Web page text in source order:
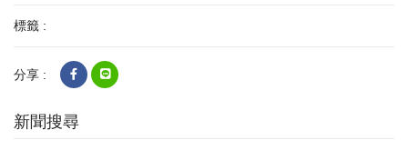
新聞搜尋
標籤 :
分享 :